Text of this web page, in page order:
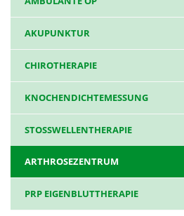
AKUPUNKTUR
CHIROTHERAPIE
KNOCHENDICHTEMESSUNG
STOSSWELLENTHERAPIE
ARTHROSEZENTRUM
PRP EIGENBLUTTHERAPIE